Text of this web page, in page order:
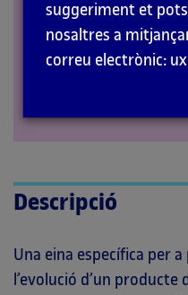
Descripció
Una eina específica per
l’evolució d’un producte
suggeriment et
nosaltres a
correu electrònic: